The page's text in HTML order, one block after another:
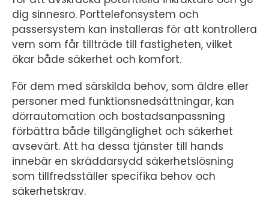
dig sinnesro. Porttelefonsystem och
passersystem kan installeras för att kontrollera
vem som får tillträde till fastigheten, vilket
ökar både säkerhet och komfort.
För dem med särskilda behov, som äldre eller
personer med funktionsnedsättningar, kan
dörrautomation och bostadsanpassning
förbättra både tillgänglighet och säkerhet
avsevärt. Att ha dessa tjänster till hands
innebär en skräddarsydd säkerhetslösning
som tillfredsställer specifika behov och
säkerhetskrav.